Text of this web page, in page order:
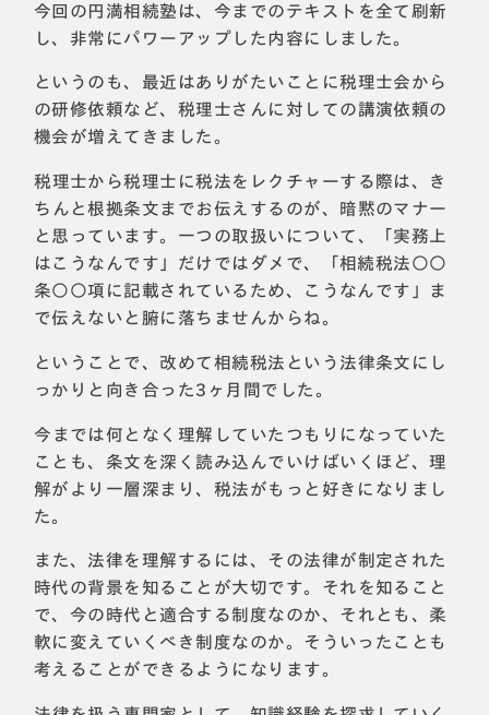
今回の円満相続塾は、今までのテキストを全て刷新
し、非常にパワーアップした内容にしました。
というのも、最近はありがたいことに税理士会から
の研修依頼など、税理士さんに対しての講演依頼の
機会が増えてきました。
税理士から税理士に税法をレクチャーする際は、き
ちんと根拠条文までお伝えするのが、暗黙のマナー
と思っています。一つの取扱いについて、「実務上
はこうなんです」だけではダメで、「相続税法○○
条○○項に記載されているため、こうなんです」ま
で伝えないと腑に落ちませんからね。
ということで、改めて相続税法という法律条文にし
っかりと向き合った3ヶ月間でした。
今までは何となく理解していたつもりになっていた
ことも、条文を深く読み込んでいけばいくほど、理
解がより一層深まり、税法がもっと好きになりまし
た。
また、法律を理解するには、その法律が制定された
時代の背景を知ることが大切です。それを知ること
で、今の時代と適合する制度なのか、それとも、柔
軟に変えていくべき制度なのか。そういったことも
考えることができるようになります。